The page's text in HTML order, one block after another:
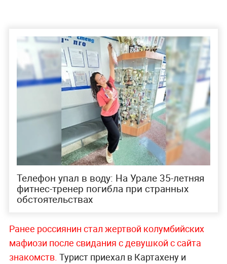
Телефон упал в воду: На Урале 35-летняя
фитнес-тренер погибла при странных
обстоятельствах
Ранее россиянин стал жертвой колумбийских
мафиози после свидания с девушкой с сайта
знакомств. Турист приехал в Картахену и